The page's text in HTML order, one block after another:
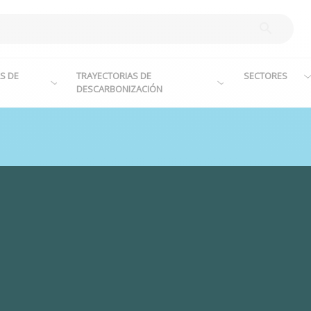
DE
TRAYECTORIAS DE
DESCARBONIZACIÓN
SECTORES